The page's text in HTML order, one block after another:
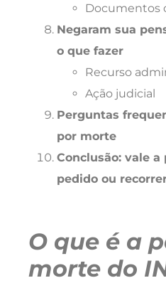
Documentos
Negaram sua
o que fazer
Recurso
Ação judicial
Perguntas
por morte
Conclusão: vale
pedido ou
O que é a
morte do